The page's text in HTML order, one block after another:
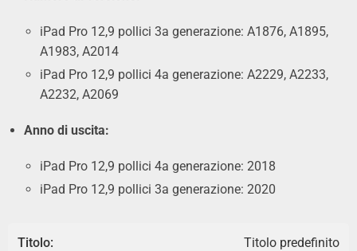
iPad Pro 12,9 pollici 3a generazione: A1876, A1895,
A1983, A2014
iPad Pro 12,9 pollici 4a generazione: A2229, A2233,
A2232, A2069
Anno di uscita:
iPad Pro 12,9 pollici 4a generazione: 2018
iPad Pro 12,9 pollici 3a generazione: 2020
Titolo: Titolo predefinito